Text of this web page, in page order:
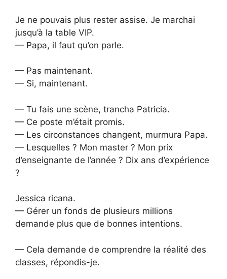
Je ne pouvais plus rester assise. Je marchai
jusqu’à la table VIP.
— Papa, il faut qu’on parle.
— Pas maintenant.
— Si, maintenant.
— Tu fais une scène, trancha Patricia.
— Ce poste m’était promis.
— Les circonstances changent, murmura Papa.
— Lesquelles ? Mon master ? Mon prix
d’enseignante de l’année ? Dix ans d’expérience
?
Jessica ricana.
— Gérer un fonds de plusieurs millions
demande plus que de bonnes intentions.
— Cela demande de comprendre la réalité des
classes, répondis-je.